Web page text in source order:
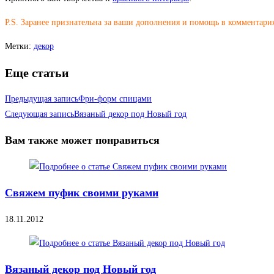
P.S. Заранее признательна за ваши дополнения и помощь в
Метки: декор
Еще статьи
Предыдущая записьФри-форм спицами
Следующая записьВязаный декор под Новый год
Вам также может понравиться
Свяжем пуфик своими руками
18.11.2012
Вязаный декор под Новый год